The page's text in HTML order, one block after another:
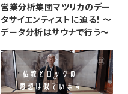
営業分析集団マツリカのデー
タサイエンティストに迫る！ 〜
データ分析はサウナで行う〜